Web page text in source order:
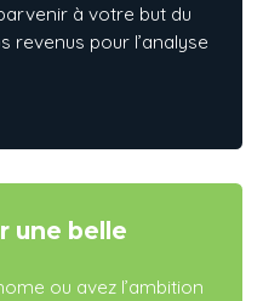
à votre but du
revenus pour l’analyse
une belle
ou avez l’ambition